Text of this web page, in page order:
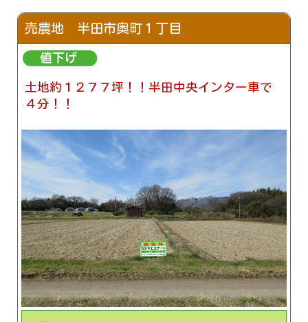
売農地 半田市奥町１丁目
土地約１２７７坪！！半田中央インター車で
４分！！